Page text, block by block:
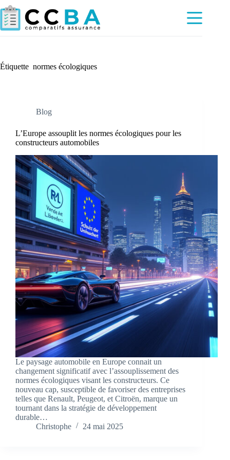
Passer
au
contenu
Étiquette normes écologiques
Blog
L’Europe assouplit les normes écologiques pour les
constructeurs automobiles
Le paysage automobile en Europe connait un
changement significatif avec l’assouplissement des
normes écologiques visant les constructeurs. Ce
nouveau cap, susceptible de favoriser des entreprises
telles que Renault, Peugeot, et Citroën, marque un
tournant dans la stratégie de développement
durable…
Christophe
24 mai 2025